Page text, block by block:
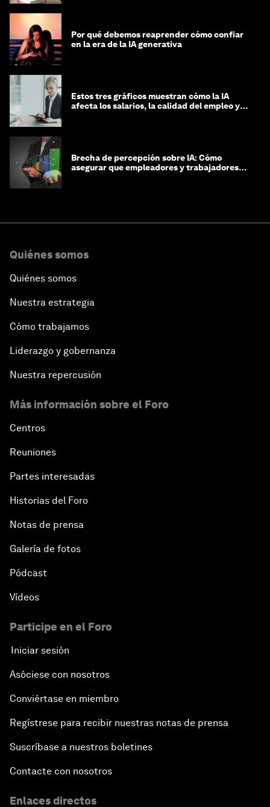
Por qué debemos reaprender cómo confiar
en la era de la IA generativa
Estos tres gráficos muestran cómo la IA
afecta los salarios, la calidad del empleo y
Brecha de percepción sobre IA: Cómo
asegurar que empleadores y trabajadores
Quiénes somos
Quiénes somos
Nuestra estrategia
Cómo trabajamos
Liderazgo y gobernanza
Nuestra repercusión
Más información sobre el Foro
Centros
Reuniones
Partes interesadas
Historias del Foro
Notas de prensa
Galería de fotos
Pódcast
Vídeos
Participe en el Foro
Iniciar sesión
Asóciese con nosotros
Conviértase en miembro
Regístrese para recibir nuestras notas de prensa
Suscríbase a nuestros boletines
Contacte con nosotros
Enlaces directos